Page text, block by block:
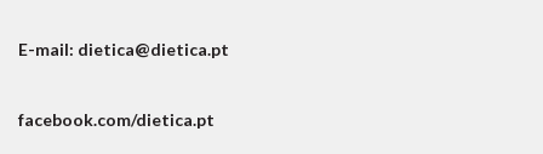
E-mail: dietica@dietica.pt
facebook.com/dietica.pt